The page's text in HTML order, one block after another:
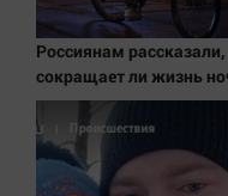
Точка на карте
Россиянам рассказали,
сокращает ли жизнь
работа